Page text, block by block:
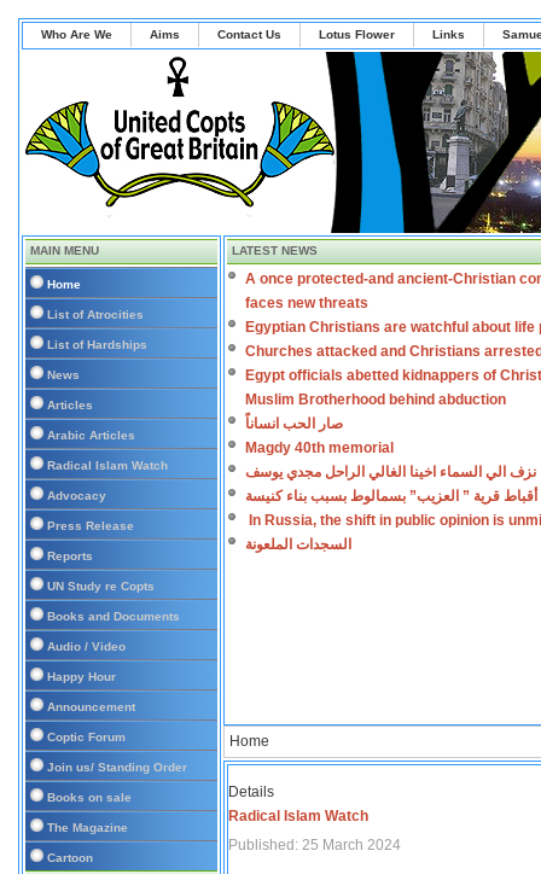
Who Are We Aims Contact Us Lotus Flower Links
MAIN MENU
Home
List of Atrocities
List of Hardships
News
Articles
Arabic Articles
Radical Islam Watch
Advocacy
Press Release
Reports
UN Study re Copts
Books and Documents
Audio / Video
Happy Hour
Announcement
Coptic Forum
Join us/ Standing Order
Books on sale
The Magazine
Cartoon
LATEST NEWS
A once protected-and ancient-Christian
faces new threats
Egyptian Christians are watchful about life
Churches attacked and Christians
Egypt officials abetted kidnappers of
Muslim Brotherhood behind abduction
صار الحب انساناً
Magdy 40th memorial
نزف الي السماء اخينا الغالي الراحل مجدي يوسف
أقباط قرية ” العزيب” بسمالوط بسبب بناء كنيسة
In Russia, the shift in public opinion is
السجدات الملعونة
Home
Details
Radical Islam Watch
Published: 25 March 2024